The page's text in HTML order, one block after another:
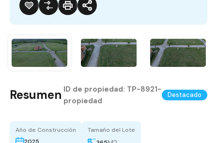
Resumen ID de propiedad: TP-8921-
propiedad
Destacado
Año de Construcción
Tamaño del Lote